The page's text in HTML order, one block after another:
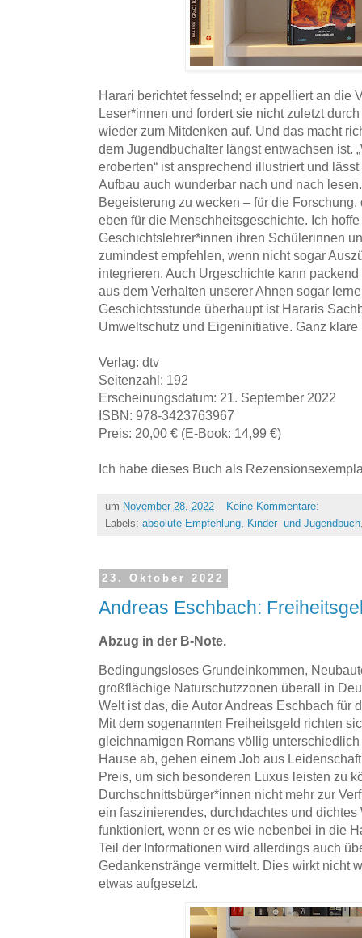
Harari berichtet fesselnd; er appelliert an die
Leser*innen und fordert sie nicht zuletzt
wieder zum Mitdenken auf. Und das macht
dem Jugendbuchalter längst entwachsen ist.
eroberten“ ist ansprechend illustriert und
Aufbau auch wunderbar nach und nach
Begeisterung zu wecken – für die
eben für die Menschheitsgeschichte. Ich
Geschichtslehrer*innen ihren Schülerinnen
zumindest empfehlen, wenn nicht sogar
integrieren. Auch Urgeschichte kann
aus dem Verhalten unserer Ahnen sogar
Geschichtsstunde überhaupt ist Hararis
Umweltschutz und Eigeninitiative. Ganz
Verlag: dtv
Seitenzahl: 192
Erscheinungsdatum: 21. September 2022
ISBN: 978-3423763967
Preis: 20,00 € (E-Book: 14,99 €)
Ich habe dieses Buch als
um November 28, 2022
Keine Kommentare:
Labels: absolute Empfehlung Kinder- und Jugendbuch
23. Oktober 2022
Andreas Eschbach:
Abzug in der B-Note.
Bedingungsloses Grundeinkommen,
großflächige Naturschutzzonen überall in
Welt ist das, die Autor Andreas Eschbach für
Mit dem sogenannten Freiheitsgeld richten
gleichnamigen Romans völlig
Hause ab, gehen einem Job aus
Preis, um sich besonderen Luxus leisten zu
Durchschnittsbürger*innen nicht mehr zur
ein faszinierendes, durchdachtes und
funktioniert, wenn er es wie nebenbei in die
Teil der Informationen wird allerdings auch
Gedankenstränge vermittelt. Dies wirkt nicht
etwas aufgesetzt.